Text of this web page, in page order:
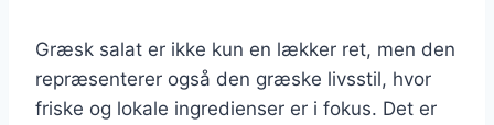
Græsk salat er ikke kun en lækker ret, men den
repræsenterer også den græske livsstil, hvor
friske og lokale ingredienser er i fokus. Det er